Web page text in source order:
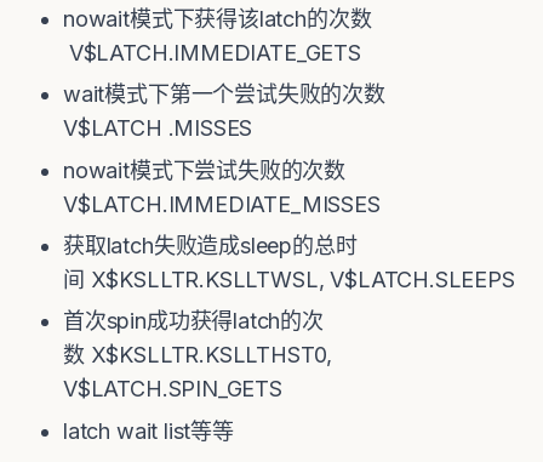
nowait模式下获得该latch的次数
V$LATCH.IMMEDIATE_GETS
wait模式下第一个尝试失败的次数
V$LATCH .MISSES
nowait模式下尝试失败的次数
V$LATCH.IMMEDIATE_MISSES
获取latch失败造成sleep的总时
间 X$KSLLTR.KSLLTWSL, V$LATCH.SLEEPS
首次spin成功获得latch的次
数 X$KSLLTR.KSLLTHST0,
V$LATCH.SPIN_GETS
latch wait list等等